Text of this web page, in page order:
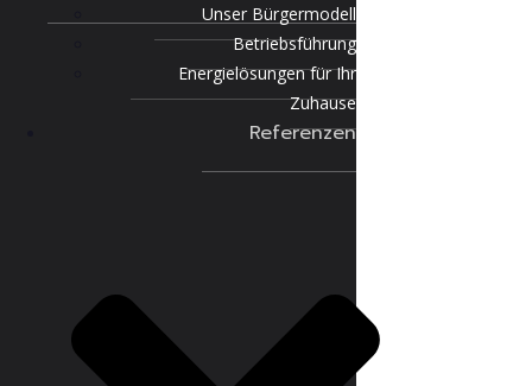
Unser Bürgermodell
Betriebsführung
Energielösungen für Ihr
Zuhause
Referenzen